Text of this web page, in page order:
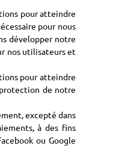
pour atteindre
pour nous
développer notre
nos utilisateurs et
pour atteindre
de notre
excepté dans
à des fins
ou Google